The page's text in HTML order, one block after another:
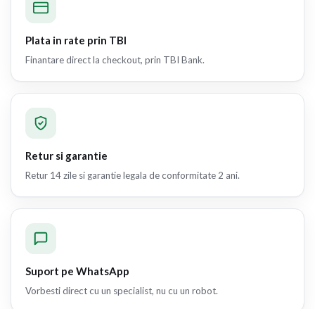
Plata in rate prin TBI
Finantare direct la checkout, prin TBI Bank.
Retur si garantie
Retur 14 zile si garantie legala de conformitate 2 ani.
Suport pe WhatsApp
Vorbesti direct cu un specialist, nu cu un robot.